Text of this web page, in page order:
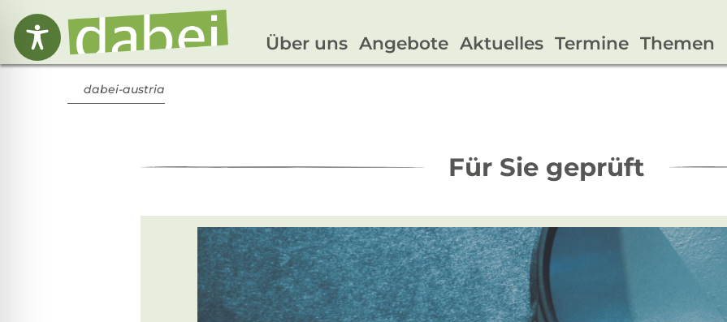
Über uns Angebote Aktuelles Termine Themen
dabei-austria
Für Sie geprüft